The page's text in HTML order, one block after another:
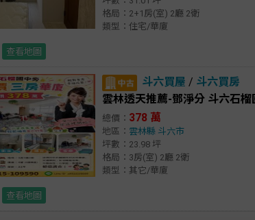
格局：2+1房(室) 2廳 2衛
類型：住宅/華廈
查看地圖
斗六買屋 / 斗六買房
雲林透天推薦-鄧淨分 斗六石
總價： 378 萬
地區： 雲林縣 斗六市
坪數：23.98 坪
格局：3房(室) 2廳 2衛
類型：其它/華廈
查看地圖